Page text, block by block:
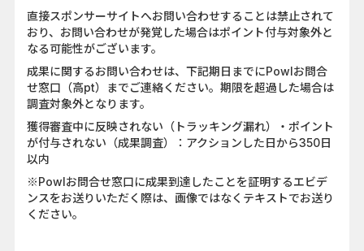
直接スポンサーサイトへお問い合わせすることは禁止されて
おり、お問い合わせが発覚した場合はポイント付与対象外と
なる可能性がございます。
成果に関するお問い合わせは、下記期日までにPowlお問合
せ窓口（高pt）までご連絡ください。期限を超過した場合は
調査対象外となります。
獲得審査中に反映されない（トラッキング漏れ）・ポイント
が付与されない（成果調査）：アクションした日から350日
以内
※Powlお問合せ窓口に成果到達したことを証明するエビデ
ンスをお送りいただく際は、画像ではなくテキストでお送り
ください。